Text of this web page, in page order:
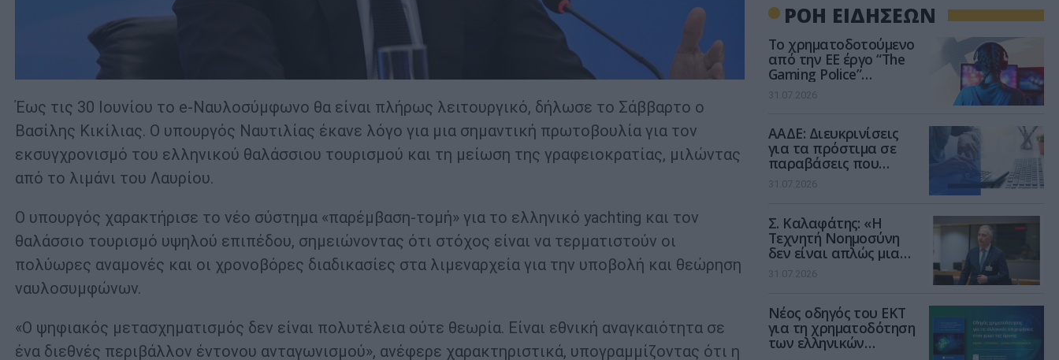
Έως τις 30 Ιουνίου το e-Ναυλοσύμφωνο θα είναι πλήρως λειτουργικό, δήλωσε το Σάββαρτο ο
Βασίλης Κικίλιας. Ο υπουργός Ναυτιλίας έκανε λόγο για μια σημαντική πρωτοβουλία για τον
εκσυγχρονισμό του ελληνικού θαλάσσιου τουρισμού και τη μείωση της γραφειοκρατίας, μιλώντας
από το λιμάνι του Λαυρίου.
Ο υπουργός χαρακτήρισε το νέο σύστημα «παρέμβαση-τομή» για το ελληνικό yachting και τον
θαλάσσιο τουρισμό υψηλού επιπέδου, σημειώνοντας ότι στόχος είναι να τερματιστούν οι
πολύωρες αναμονές και οι χρονοβόρες διαδικασίες στα λιμεναρχεία για την υποβολή και θεώρηση
ναυλοσυμφώνων.
«Ο ψηφιακός μετασχηματισμός δεν είναι πολυτέλεια ούτε θεωρία. Είναι εθνική αναγκαιότητα σε
ένα διεθνές περιβάλλον έντονου ανταγωνισμού», ανέφερε χαρακτηριστικά, υπογραμμίζοντας ότι η
ΡΟΗ ΕΙΔΗΣΕΩΝ
Το χρηματοδοτούμενο
από την ΕΕ έργο “The
Gaming Police”
ενισχύει την ασφάλεια
των παιδιών στο
31.07.2026
ΑΑΔΕ: Διευκρινίσεις
για τα πρόστιμα σε
παραβάσεις που
αφορούν τους ΦΗΜ
31.07.2026
Σ. Καλαφάτης: «Η
Τεχνητή Νοημοσύνη
δεν είναι απλώς μια
νέα τεχνολογία, είναι
μια νέα βιομηχανική
31.07.2026
Νέος οδηγός του ΕΚΤ
για τη χρηματοδότηση
των ελληνικών